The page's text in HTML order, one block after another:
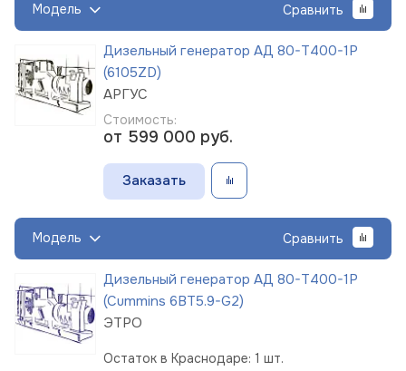
Модель Сравнить
Дизельный генератор АД 80-Т400-1Р
(6105ZD)
АРГУС
Стоимость:
от 599 000 руб.
Заказать
Модель Сравнить
Дизельный генератор АД 80-Т400-1Р
(Cummins 6BT5.9-G2)
ЭТРО
Остаток в Краснодаре: 1 шт.